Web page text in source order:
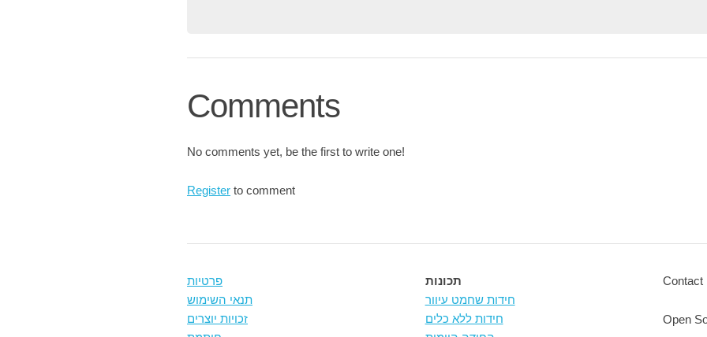
Comments
No comments yet, be the first to write one!
Register to comment
פרטיות
תנאי השימוש
זכויות יוצרים
תכונות
חידות שחמט עיוור
חידות ללא כלים
Contact
Open